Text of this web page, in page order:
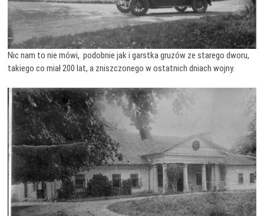
Nic nam to nie mówi, podobnie jak i garstka gruzów ze starego dworu,
takiego co miał 200 lat, a zniszczonego w ostatnich dniach wojny.